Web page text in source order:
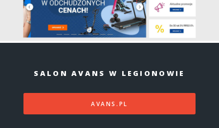
SALON AVANS W LEGIONOWIE
AVANS.PL